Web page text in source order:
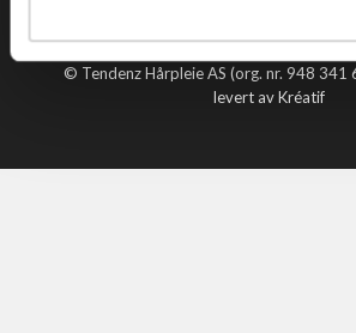
Handle hos oss
© Tendenz Hårpleie AS (org. nr. 948 341
levert av Kréatif